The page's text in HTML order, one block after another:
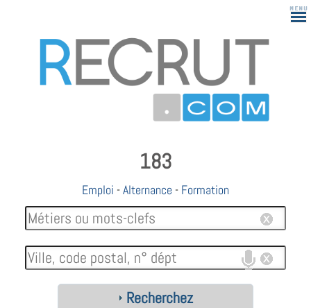
183
Emploi -Alternance - Formation
Recherchez